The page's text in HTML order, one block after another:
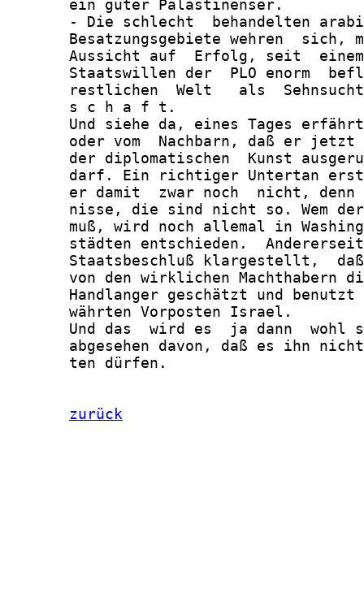
       ein guter Palästinenser.
- Die schlecht  behandelten
Besatzungsgebiete wehren  sich,
Aussicht auf  Erfolg, seit
Staatswillen der  PLO enorm
restlichen  Welt   als
       s c h a f t.
Und siehe da, eines Tages
oder vom  Nachbarn, daß er
der diplomatischen  Kunst
darf. Ein richtiger Untertan
er damit  zwar noch  nicht,
nisse, die sind nicht so. Wem
muß, wird noch allemal in
städten entschieden.
Staatsbeschluß klargestellt,
von den wirklichen Machthabern
Handlanger geschätzt und
       währten Vorposten Israel.
Und das  wird es  ja dann  wohl
abgesehen davon, daß es ihn
       ten dürfen.
zurück